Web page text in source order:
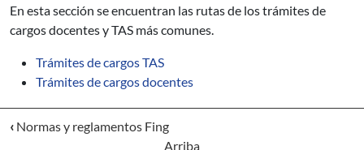
En esta sección se encuentran las rutas de los trámites de
cargos docentes y TAS más comunes.
Trámites de cargos TAS
Trámites de cargos docentes
‹ Normas y reglamentos Fing
Arriba